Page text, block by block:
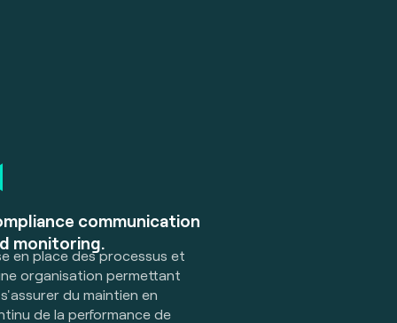
communication
monitoring.
en place des processus et
organisation permettant
du maintien en
de la performance de